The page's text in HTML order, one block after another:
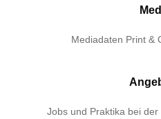
Mediadaten Print &
Jobs und Praktika bei